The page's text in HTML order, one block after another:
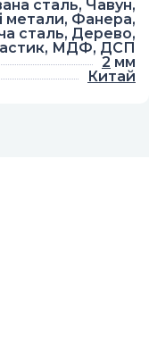
сталь, Чавун,
метали, Фанера,
сталь, Дерево,
МДФ, ДСП
2 мм
Китай